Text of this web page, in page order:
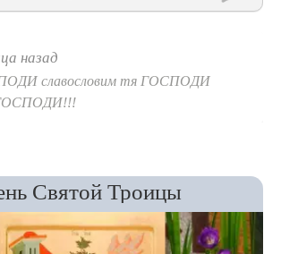
назад
славословим тя ГОСПОДИ
ГОСПОДИ!!!
Святой Троицы